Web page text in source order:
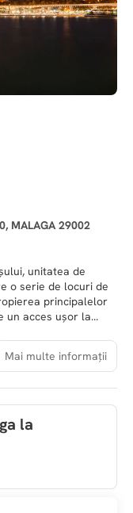
MALAGA 29002
unitatea de
o serie de locuri de
principalelor
un acces ușor la
de cazare se află
Malaga numără un
Fi la internet este
În plus,
întregii zile. Paturile
hotel. nullCălătorii
disponibilă la
respectării
afaceri vor aprecia
proprietăţii,
Mai multe informații
la